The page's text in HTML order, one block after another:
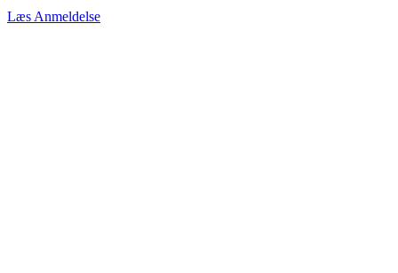
Læs Anmeldelse